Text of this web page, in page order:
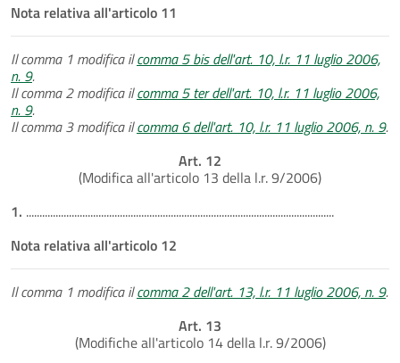
Nota relativa all'articolo 11
Il comma 1 modifica ilcomma 5 bis dell'art. 10, l.r. 11 luglio 2006,
n. 9.
Il comma 2 modifica ilcomma 5 ter dell'art. 10, l.r. 11 luglio 2006,
n. 9.
Il comma 3 modifica ilcomma 6 dell'art. 10, l.r. 11 luglio 2006, n. 9.
Art. 12
(Modifica all'articolo 13 della l.r. 9/2006)
1. ...................................................................................................................
Nota relativa all'articolo 12
Il comma 1 modifica ilcomma 2 dell'art. 13, l.r. 11 luglio 2006, n. 9.
Art. 13
(Modifiche all'articolo 14 della l.r. 9/2006)